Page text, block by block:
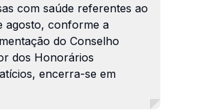
com saúde referentes ao
agosto, conforme a
do Conselho
dos Honorários
encerra-se em